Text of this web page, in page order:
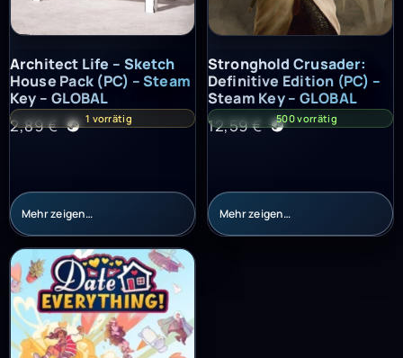
Architect Life – Sketch House Pack (PC) – Steam Key – GLOBAL
Architect Life – Sketch
House Pack (PC) – Steam
Key – GLOBAL
2,89€ 1 vorrätig
Mehr zeigen…
Stronghold Crusader: Definitive
Stronghold Crusader:
Definitive Edition (PC) –
Steam Key – GLOBAL
12,59€ 500 vorrätig
Mehr zeigen…